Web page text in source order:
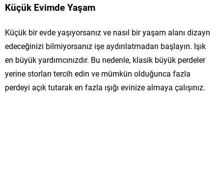
Küçük Evimde Yaşam
Küçük bir evde yaşıyorsanız ve nasıl bir yaşam alanı dizayn
edeceğinizi bilmiyorsanız işe aydınlatmadan başlayın. Işık
en büyük yardımcınızdır. Bu nedenle, klasik büyük perdeler
yerine storları tercih edin ve mümkün olduğunca fazla
perdeyi açık tutarak en fazla ışığı evinize almaya çalışınız.